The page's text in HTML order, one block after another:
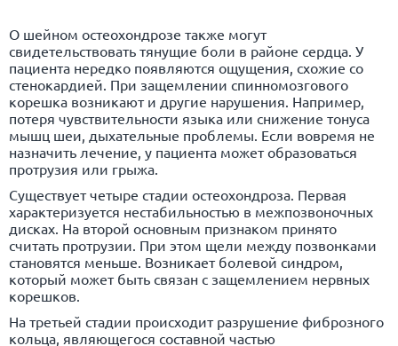
О шейном остеохондрозе также могут
свидетельствовать тянущие боли в районе сердца. У
пациента нередко появляются ощущения, схожие со
стенокардией. При защемлении спинномозгового
корешка возникают и другие нарушения. Например,
потеря чувствительности языка или снижение тонуса
мышц шеи, дыхательные проблемы. Если вовремя не
назначить лечение, у пациента может образоваться
протрузия или грыжа
Существует четыре стадии остеохондроза. Первая
характеризуется нестабильностью в межпозвоночных
дисках. На второй основным признаком принято
считать протрузии. При этом щели между позвонками
становятся меньше. Возникает болевой синдром,
который может быть связан с защемлением нервных
корешков.
На третьей стадии происходит разрушение фиброзного
кольца, являющегося составной частью